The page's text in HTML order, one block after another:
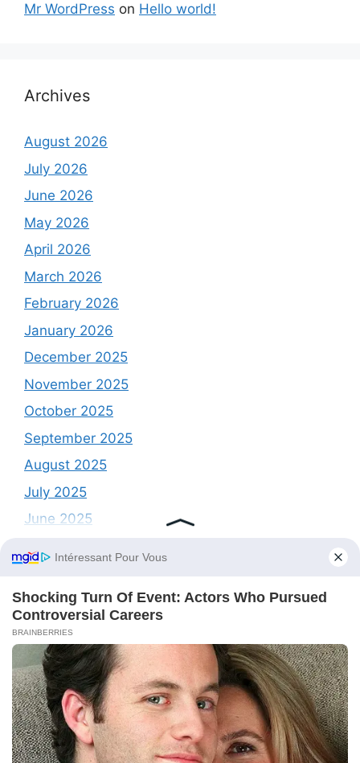
Mr WordPress on Hello world!
Archives
August 2026
July 2026
June 2026
May 2026
April 2026
March 2026
February 2026
January 2026
December 2025
November 2025
October 2025
September 2025
August 2025
July 2025
June 2025
March 2025
February 2025
May 2016
Categories